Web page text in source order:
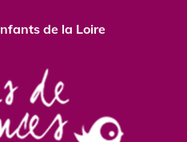
de la Loire